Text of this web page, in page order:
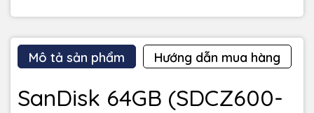
Mô tả sản phẩm Hướng dẫn mua hàng
SanDisk 64GB (SDCZ600-